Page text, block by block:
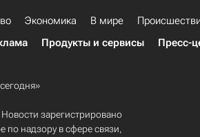
Экономика В мире
Продукты и сервисы Пресс-
зарегистрировано
по надзору в сфере связи,